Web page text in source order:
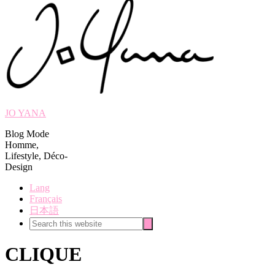
JO YANA
Blog Mode
Homme,
Lifestyle, Déco-
Design
Lang
Français
日本語
Search
this
CLIQUE